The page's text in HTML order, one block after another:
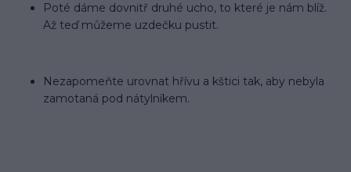
Poté dáme dovnitř druhé ucho, to které je nám blíž.
Až teď můžeme uzdečku pustit.
Nezapomeňte urovnat hřívu a kštici tak, aby nebyla
zamotaná pod nátylníkem.